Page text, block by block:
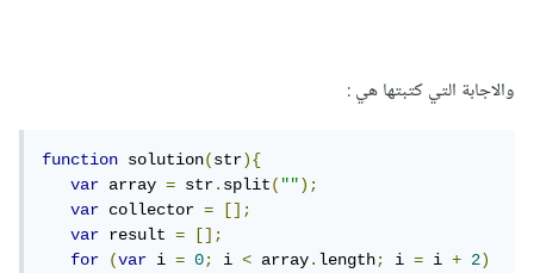
والاجابة التي كتبتها هي :
function solution(str){
var array = str.split("");
var collector =
[];
var result =
[];
for
(var i = 0; i < array.length; i = i + 2)